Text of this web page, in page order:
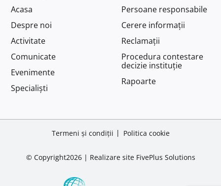
Acasa
Despre noi
Activitate
Comunicate
Evenimente
Specialiști
Persoane responsabile
Cerere informații
Reclamații
Procedura contestare
decizie instituție
Rapoarte
Termeni și condiții Politica cookie
© Copyright2026 | Realizare site FivePlus Solutions